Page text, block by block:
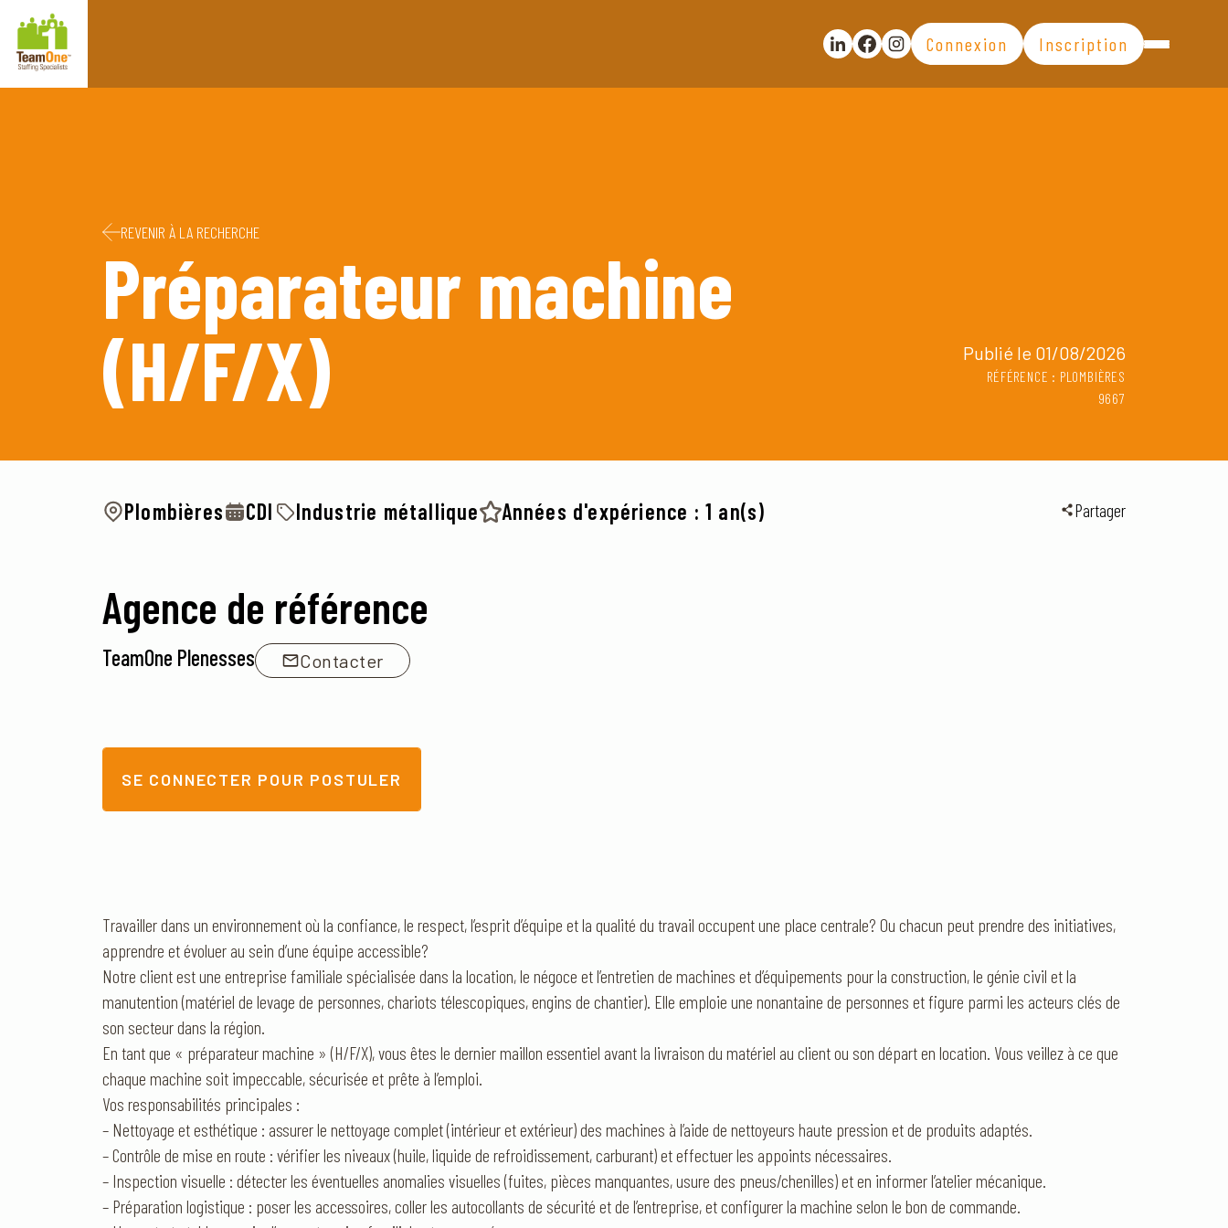
Passer au contenu
Retourner à la page d'accueil
Partager la publication sur Linkedin
Partager la publication sur Facebook
Voir la page Instagram
Connexion Inscription
REVENIR À LA RECHERCHE
Préparateur machine
(H/F/X)
Publié le 01/08/2026
RÉFÉRENCE : PLOMBIÈRES
9667
Plombières CDI Industrie métallique Années d'expérience : 1 an(s) Partager
Agence de référence
TeamOne Plenesses Contacter
SE CONNECTER POUR POSTULER
Travailler dans un environnement où la confiance, le respect, l’esprit d’équipe et la qualité du travail occupent une place centrale? Ou chacun peut prendre des initiatives,
apprendre et évoluer au sein d’une équipe accessible?
Notre client est une entreprise familiale spécialisée dans la location, le négoce et l’entretien de machines et d’équipements pour la construction, le génie civil et la
manutention (matériel de levage de personnes, chariots télescopiques, engins de chantier). Elle emploie une nonantaine de personnes et figure parmi les acteurs clés de
son secteur dans la région.
En tant que « préparateur machine » (H/F/X), vous êtes le dernier maillon essentiel avant la livraison du matériel au client ou son départ en location. Vous veillez à ce que
chaque machine soit impeccable, sécurisée et prête à l’emploi.
Vos responsabilités principales :
– Nettoyage et esthétique : assurer le nettoyage complet (intérieur et extérieur) des machines à l’aide de nettoyeurs haute pression et de produits adaptés.
– Contrôle de mise en route : vérifier les niveaux (huile, liquide de refroidissement, carburant) et effectuer les appoints nécessaires.
– Inspection visuelle : détecter les éventuelles anomalies visuelles (fuites, pièces manquantes, usure des pneus/chenilles) et en informer l’atelier mécanique.
– Préparation logistique : poser les accessoires, coller les autocollants de sécurité et de l’entreprise, et configurer la machine selon le bon de commande.